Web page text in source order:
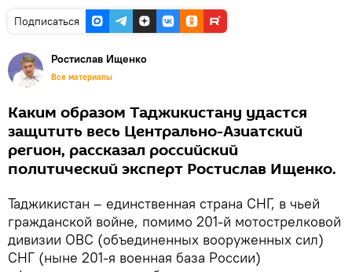
Подписаться
Ростислав Ищенко
Все материалы
Каким образом Таджикистану удастся
защитить весь Центрально-Азиатский
регион, рассказал российский
политический эксперт Ростислав Ищенко.
Таджикистан – единственная страна СНГ, в чьей
гражданской войне, помимо 201-й мотострелковой
дивизии ОВС (объединенных вооруженных сил)
СНГ (ныне 201-я военная база России)